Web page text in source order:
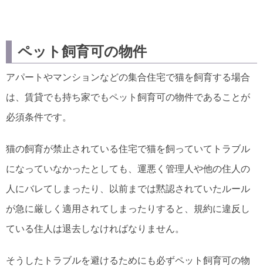
ペット飼育可の物件
アパートやマンションなどの集合住宅で猫を飼育する場合
は、賃貸でも持ち家でもペット飼育可の物件であることが
必須条件です。
猫の飼育が禁止されている住宅で猫を飼っていてトラブル
になっていなかったとしても、運悪く管理人や他の住人の
人にバレてしまったり、以前までは黙認されていたルール
が急に厳しく適用されてしまったりすると、規約に違反し
ている住人は退去しなければなりません。
そうしたトラブルを避けるためにも必ずペット飼育可の物